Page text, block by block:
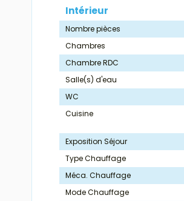
Intérieur
Nombre pièces
Chambres
Chambre RDC
Salle(s) d'eau
WC
Cuisine
Exposition Séjour
Type Chauffage
Méca. Chauffage
Mode Chauffage